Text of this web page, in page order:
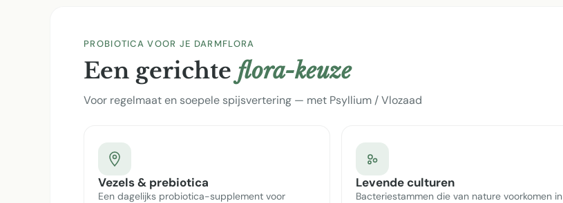
PROBIOTICA VOOR JE DARMFLORA
Een gerichte flora-keuze
Voor regelmaat en soepele spijsvertering — met Psyllium / Vlozaad
Vezels & prebiotica
Een dagelijks probiotica-supplement voor
Levende culturen
Bacteriestammen die van nature voorkomen in